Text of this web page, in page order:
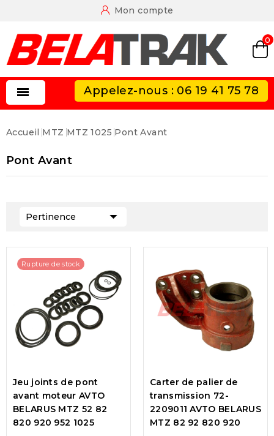
Mon compte
0
 Appelez-nous : 06 19 41 75 78
Accueil MTZ MTZ 1025 Pont Avant
Pont Avant
Pertinence 
Rupture de stock
Jeu joints de pont
avant moteur AVTO
BELARUS MTZ 52 82
820 920 952 1025
Carter de palier de
transmission 72-
2209011 AVTO BELARUS
MTZ 82 92 820 920